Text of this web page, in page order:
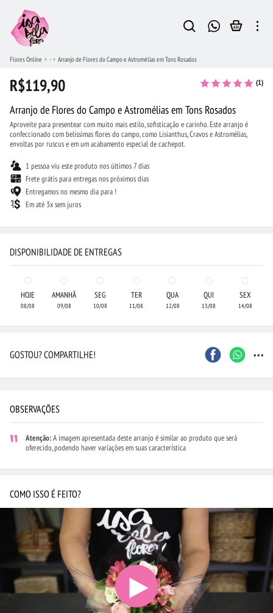
Flores Online - Arranjo de Flores do Campo e Astromélias em Tons Rosados
R$119,90 (1)
Arranjo de Flores do Campo e Astromélias em Tons Rosados
Aproveite para presentear com muito mais estilo, sofisticação e carinho. Este arranjo é
confeccionado com belíssimas flores do campo, como Lisianthus, Cravos e Astromélias,
envoltas por ruscus e em um acabamento especial de cachepot.
1 pessoa viu este produto nos últimos 7 dias
Frete grátis para entregas nos próximos dias
Entregamos no mesmo dia para !
Em até 3x sem juros
DISPONIBILIDADE DE ENTREGAS
HOJE
08/08
AMANHÃ
09/08
SEG
10/08
TER
11/08
QUA
12/08
QUI
13/08
SEX
14/08
GOSTOU? COMPARTILHE! ...
OBSERVAÇÕES
Atenção:A imagem apresentada deste arranjo é similar ao produto que será
oferecido, podendo haver variações em suas característica
COMO ISSO É FEITO?